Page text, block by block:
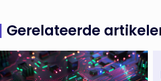
Gerelateerde